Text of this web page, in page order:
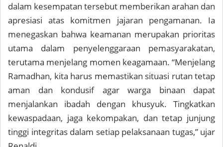
dalam kesempatan tersebut memberikan arahan dan
apresiasi atas komitmen jajaran pengamanan. Ia
menegaskan bahwa keamanan merupakan prioritas
utama dalam penyelenggaraan pemasyarakatan,
terutama menjelang momen keagamaan. “Menjelang
Ramadhan, kita harus memastikan situasi rutan tetap
aman dan kondusif agar warga binaan dapat
menjalankan ibadah dengan khusyuk. Tingkatkan
kewaspadaan, jaga kekompakan, dan tetap junjung
tinggi integritas dalam setiap pelaksanaan tugas,” ujar